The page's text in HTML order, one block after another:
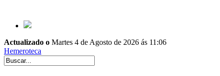
Actualizado o Martes 4 de Agosto de 2026 ás 11:06
Hemeroteca